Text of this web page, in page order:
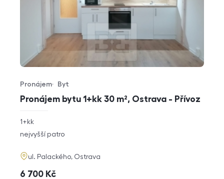
Pronájem bytu 1+kk 30 m², Ostrava - Přívoz
Typ nabídky
Pronájem
Typ nemovitosti
Byt
rozměry
dispozice
1+kk
funkce
nejvyšší patro
adresa
ul. Palackého, Ostrava
cena
6 700 Kč